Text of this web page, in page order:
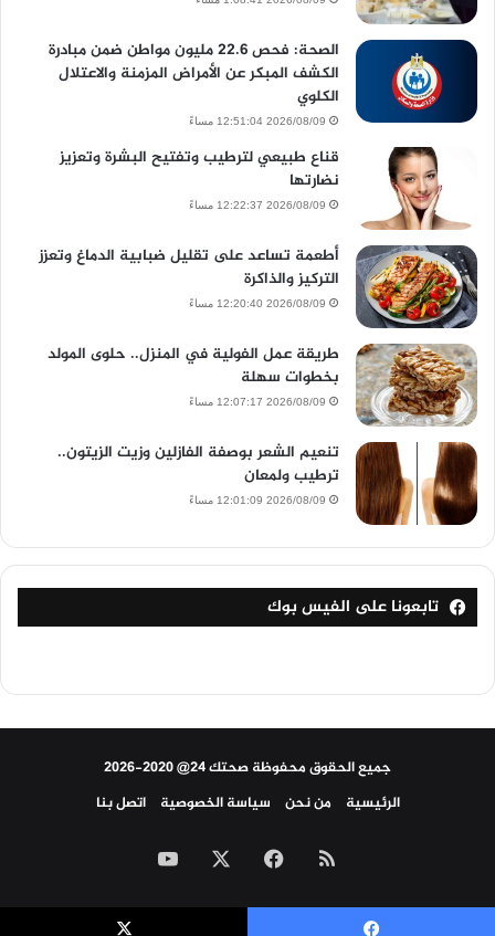
الصحة: فحص 22.6 مليون مواطن ضمن مبادرة
الكشف المبكر عن الأمراض المزمنة والاعتلال
الكلوي
2026/08/09 12:51:04 مساءً
قناع طبيعي لترطيب وتفتيح البشرة وتعزيز
نضارتها
2026/08/09 12:22:37 مساءً
أطعمة تساعد على تقليل ضبابية الدماغ وتعزز
التركيز والذاكرة
2026/08/09 12:20:40 مساءً
طريقة عمل الفولية في المنزل.. حلوى المولد
بخطوات سهلة
2026/08/09 12:07:17 مساءً
تنعيم الشعر بوصفة الفازلين وزيت الزيتون..
ترطيب ولمعان
2026/08/09 12:01:09 مساءً
تابعونا على الفيس بوك
جميع الحقوق محفوظة صحتك 24@ 2020-2026
الرئيسية
من نحن سياسة الخصوصية اتصل بنا
ملخص
الموقع
فيسبوك ‫YouTube